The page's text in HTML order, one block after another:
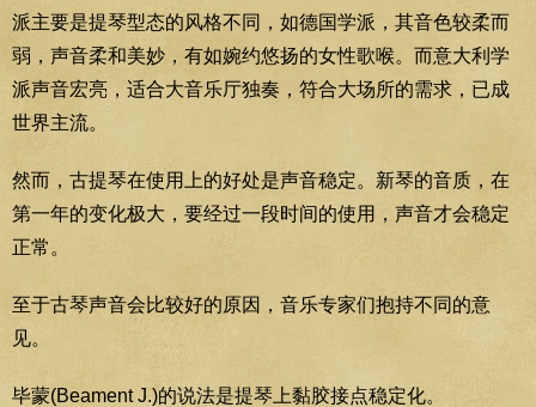
派主要是提琴型态的风格不同，如德国学派，其音色较柔而
弱，声音柔和美妙，有如婉约悠扬的女性歌喉。而意大利学
派声音宏亮，适合大音乐厅独奏，符合大场所的需求，已成
世界主流。
然而，古提琴在使用上的好处是声音稳定。新琴的音质，在
第一年的变化极大，要经过一段时间的使用，声音才会稳定
正常。
至于古琴声音会比较好的原因，音乐专家们抱持不同的意
见。
毕蒙(Beament J.)的说法是提琴上黏胶接点稳定化。